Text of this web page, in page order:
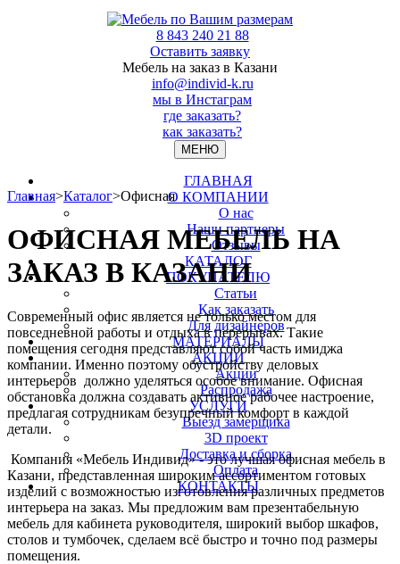
8 843 240 21 88
Оставить заявку
Мебель на заказ в Казани
info@individ-k.ru
мы в Инстаграм
где заказать?
как заказать?
МЕНЮ
ГЛАВНАЯ
О КОМПАНИИ
О нас
Наши партнеры
Отзывы
КАТАЛОГ
ПОКУПАТЕЛЮ
Статьи
Как заказать
Для дизайнеров
МАТЕРИАЛЫ
АКЦИИ
Акции
Распродажа
УСЛУГИ
Выезд замерщика
3D проект
Доставка и сборка
Оплата
КОНТАКТЫ
Главная>Каталог>Офисная
ОФИСНАЯ МЕБЕЛЬ НА
ЗАКАЗ В КАЗАНИ
Современный офис является не только местом для
повседневной работы и отдыха в перерывах. Такие
помещения сегодня представляют собой часть имиджа
компании. Именно поэтому обустройству деловых
интерьеров должно уделяться особое внимание. Офисная
обстановка должна создавать активное рабочее настроение,
предлагая сотрудникам безупречный комфорт в каждой
детали.
Компания «Мебель Индивид» - это лучшая офисная мебель в
Казани, представленная широким ассортиментом готовых
изделий с возможностью изготовления различных предметов
интерьера на заказ. Мы предложим вам презентабельную
мебель для кабинета руководителя, широкий выбор шкафов,
столов и тумбочек, сделаем всё быстро и точно под размеры
помещения.